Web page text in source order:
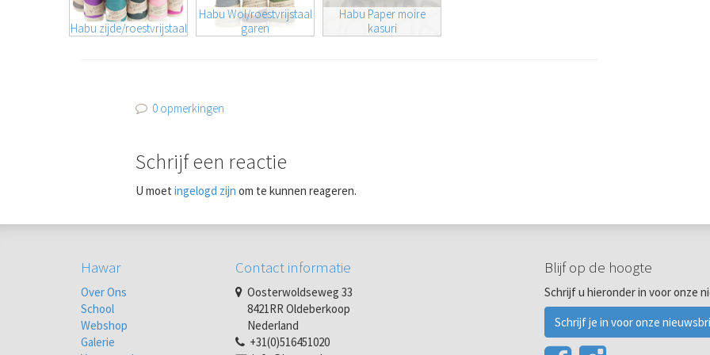
Habu zijde/roestvrijstaal
Habu Wol/roestvrijstaal
garen
Habu Paper moire
kasuri
0 opmerkingen
Schrijf een reactie
U moetingelogd zijn om te kunnen reageren.
Hawar
Over Ons
School
Webshop
Galerie
Contact informatie
Oosterwoldseweg 33
8421RR Oldeberkoop
Nederland
+31(0)516451020
Blijf op de hoogte
Schrijf u hieronder in voor onze
Schrijf je in voor onze